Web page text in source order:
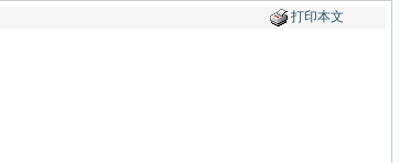
打印本文